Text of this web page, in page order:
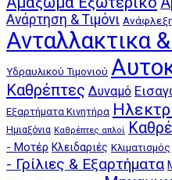
Ανάρτηση & Τιμόνι
Ανταλλακτικα
Υδραυλικού Τιμονιού
Καθρέπτες Δυναμό
Εξαρτήματα Κινητήρα
Ημιαξόνια Καθρέπτες απλοί
- Μοτέρ Κλειδαριές Κλιματισμός
- Γρίλιες & Εξαρτήματα